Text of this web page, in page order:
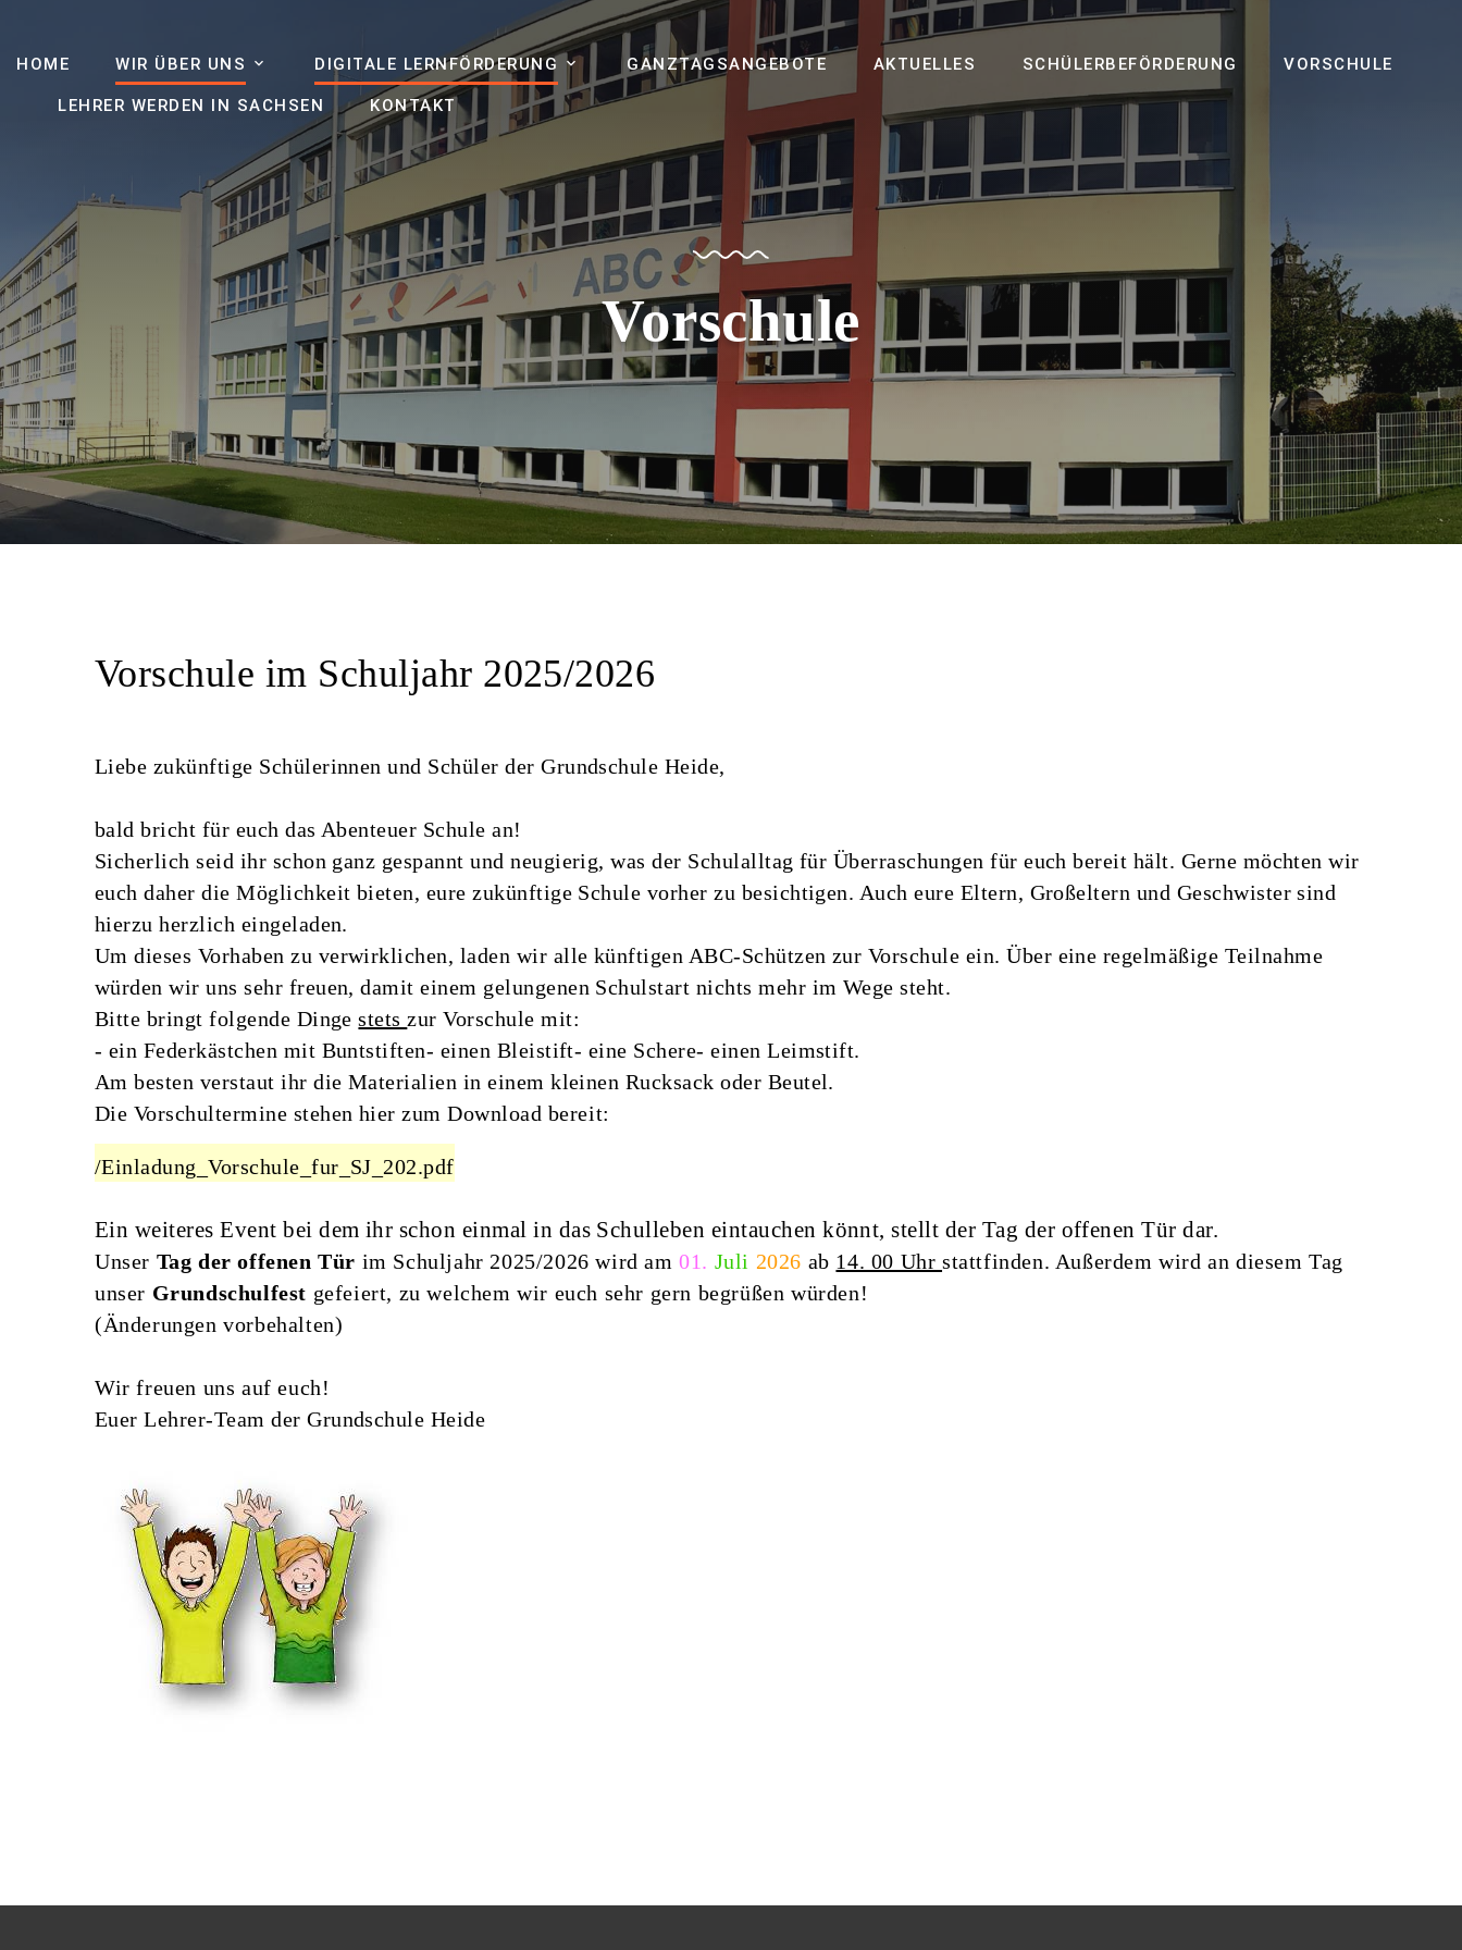
HOME WIR ÜBER UNS DIGITALE LERNFÖRDERUNG GANZTAGSANGEBOTE AKTUELLES SCHÜLERBEFÖRDERUNG VORSCHULE
LEHRER WERDEN IN SACHSEN KONTAKT
Vorschule
Vorschule im Schuljahr 2025/2026
Liebe zukünftige Schülerinnen und Schüler der Grundschule Heide,
bald bricht für euch das Abenteuer Schule an!
Sicherlich seid ihr schon ganz gespannt und neugierig, was der Schulalltag für Überraschungen für euch bereit hält. Gerne möchten wir
euch daher die Möglichkeit bieten, eure zukünftige Schule vorher zu besichtigen. Auch eure Eltern, Großeltern und Geschwister sind
hierzu herzlich eingeladen.
Um dieses Vorhaben zu verwirklichen, laden wir alle künftigen ABC-Schützen zur Vorschule ein. Über eine regelmäßige Teilnahme
würden wir uns sehr freuen, damit einem gelungenen Schulstart nichts mehr im Wege steht.
Bitte bringt folgende Dingestetszur Vorschule mit:
- ein Federkästchen mit Buntstiften- einen Bleistift- eine Schere- einen Leimstift.
Am besten verstaut ihr die Materialien in einem kleinen Rucksack oder Beutel.
Die Vorschultermine stehen hier zum Download bereit:
/Einladung_Vorschule_fur_SJ_202.pdf
Ein weiteres Event bei dem ihr schon einmal in das Schulleben eintauchen könnt, stellt der Tag der offenen Tür dar.
Unser Tag der offenen Tür im Schuljahr 2025/2026 wird am01. Juli 2026 ab 14. 00 Uhrstattfinden. Außerdem wird an diesem Tag
unser Grundschulfest gefeiert, zu welchem wir euch sehr gern begrüßen würden!
(Änderungen vorbehalten)
Wir freuen uns auf euch!
Euer Lehrer-Team der Grundschule Heide